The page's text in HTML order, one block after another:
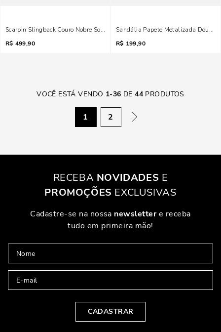
Scarpin Slingback Couro Nobre Soft Preto
R$ 499,90
Sandália Papete Metalizada
R$ 199,90
VOCÊ ESTÁ VENDO 1-36 DE44 PRODUTOS
1 2
RECEBA NOVIDADES E
PROMOÇÕES EXCLUSIVAS
Cadastre-se na nossa newslettere receba
tudo em primeira mão!
CADASTRAR